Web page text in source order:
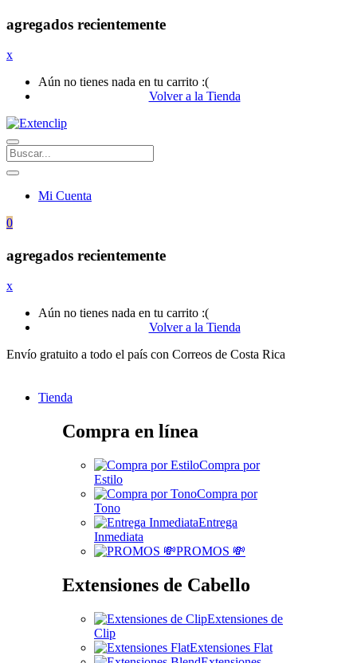
agregados recientemente
x
Aún no tienes nada en tu carrito :(
Volver a la Tienda
Mi Cuenta
0
agregados recientemente
x
Aún no tienes nada en tu carrito :(
Volver a la Tienda
Envío gratuito a todo el país con Correos de Costa Rica
Tienda
Compra en línea
Compra por
Estilo
Compra por
Tono
Entrega
Inmediata
PROMOS 💸
Extensiones de Cabello
Extensiones de
Clip
Extensiones Flat